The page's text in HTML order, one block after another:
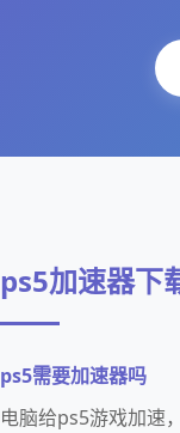
ps5加速器下
ps5需要加速器吗
电脑给ps5游戏加速